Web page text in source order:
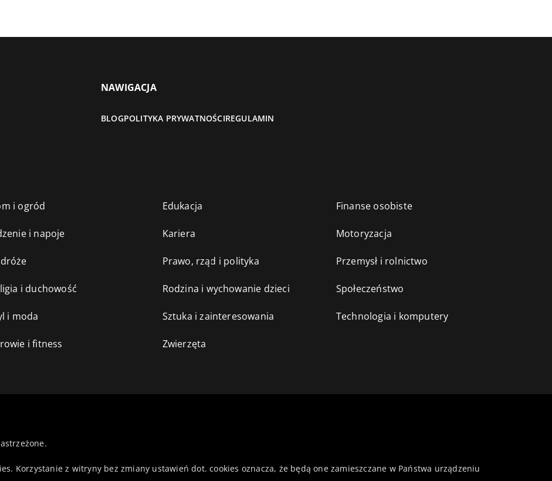
NAWIGACJA
BLOGPOLITYKA PRYWATNOŚCIREGULAMIN
i ogród Edukacja Finanse osobiste
i napoje Kariera Motoryzacja
Prawo, rząd i polityka Przemysł i rolnictwo
i duchowość Rodzina i wychowanie dzieci Społeczeństwo
i moda Sztuka i zainteresowania Technologia i komputery
i fitness Zwierzęta
Korzystanie z witryny bez zmiany ustawień dot. cookies oznacza, że będą one zamieszczane w Państwa urządzeniu